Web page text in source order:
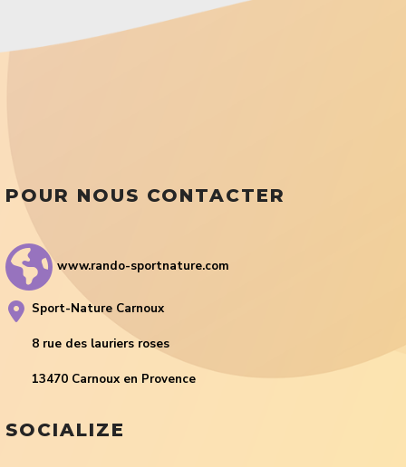
POUR NOUS CONTACTER
www.rando-sportnature.com
Sport-Nature Carnoux
8 rue des lauriers roses
13470 Carnoux en Provence
SOCIALIZE